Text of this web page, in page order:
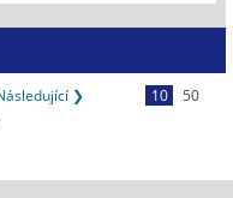
❯ 10
50